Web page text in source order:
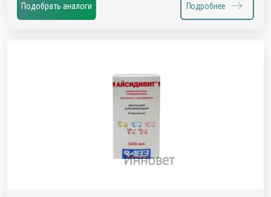
Подобрать аналоги Подробнее